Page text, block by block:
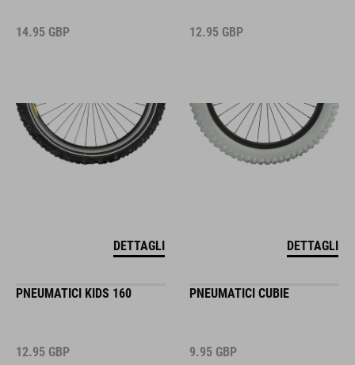
14.95 GBP
DETTAGLI
12.95 GBP
DETTAGLI
PNEUMATICI KIDS 160
12.95 GBP
PNEUMATICI CUBIE
9.95 GBP